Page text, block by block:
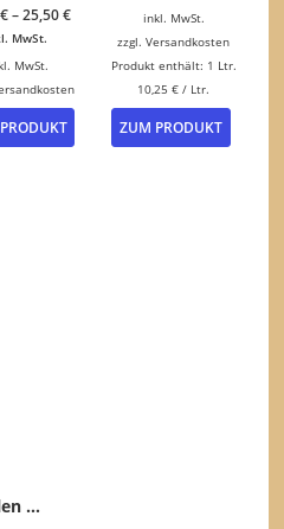
€–25,50€
MwSt.
MwSt.
Dieses
Produkt
inkl. MwSt.
zzgl.Versandkosten
Produkt enthält: 1 Ltr.
10,25€ / Ltr.
ZUM PRODUKT
…